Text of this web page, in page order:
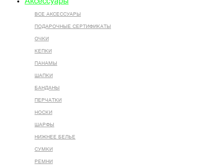
ВСЕ AКСЕССУАРЫ
ПОДАРОЧНЫЕ СЕРТИФИКАТЫ
ОЧКИ
КЕПКИ
ПАНАМЫ
ШАПКИ
БАНДАНЫ
ПЕРЧАТКИ
НОСКИ
ШАРФЫ
НИЖНЕЕ БЕЛЬЕ
СУМКИ
РЕМНИ